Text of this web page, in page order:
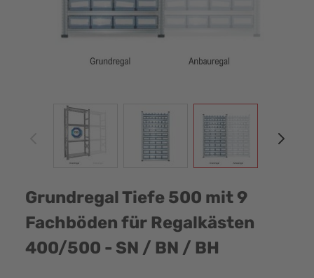
View larger imageView larger image
Grundregal Tiefe 500 mit 9
Fachböden für Regalkästen
400/500 - SN / BN / BH